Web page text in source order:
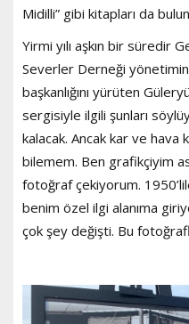
Midilli” gibi kitapları da
Yirmi yılı aşkın bir süredir
Severler Derneği
başkanlığını yürüten
sergisiyle ilgili şunları
kalacak. Ancak kar ve hava
bilemem. Ben grafikçiyim
fotoğraf çekiyorum.
benim özel ilgi alanıma
çok şey değişti. Bu